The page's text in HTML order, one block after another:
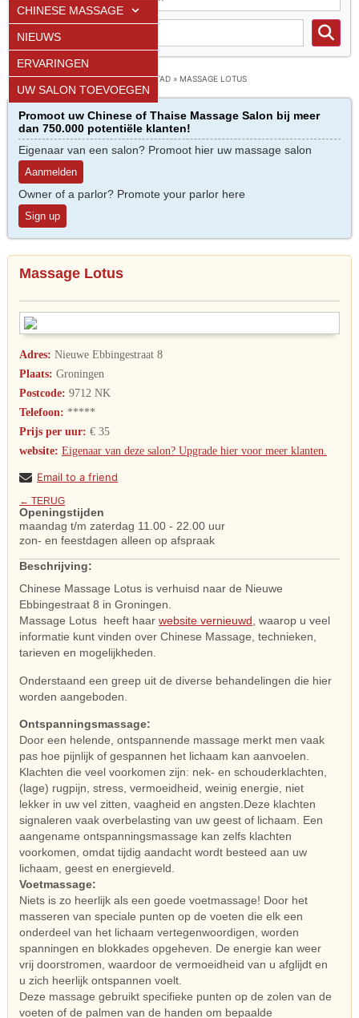
CHINESE MASSAGE
NIEUWS
ERVARINGEN
UW SALON TOEVOEGEN
HOME » GRONINGEN » GRONINGEN-STAD » MASSAGE LOTUS
Promoot uw Chinese of Thaise Massage Salon bij meer
dan 750.000 potentiële klanten!
Eigenaar van een salon? Promoot hier uw massage salon
Aanmelden
Owner of a parlor? Promote your parlor here
Sign up
Massage Lotus
Adres: Nieuwe Ebbingestraat 8
Plaats: Groningen
Postcode: 9712 NK
Telefoon: *****
Prijs per uur: € 35
website: Eigenaar van deze salon? Upgrade hier voor meer klanten.
Email to a friend
← TERUG
Openingstijden
maandag t/m zaterdag 11.00 - 22.00 uur
zon- en feestdagen alleen op afspraak
Beschrijving:
Chinese Massage Lotus is verhuisd naar de Nieuwe
Ebbingestraat 8 in Groningen.
Massage Lotus heeft haar website vernieuwd, waarop u veel
informatie kunt vinden over Chinese Massage, technieken,
tarieven en mogelijkheden.
Onderstaand een greep uit de diverse behandelingen die hier
worden aangeboden.
Ontspanningsmassage:
Door een helende, ontspannende massage merkt men vaak
pas hoe pijnlijk of gespannen het lichaam kan aanvoelen.
Klachten die veel voorkomen zijn: nek- en schouderklachten,
(lage) rugpijn, stress, vermoeidheid, weinig energie, niet
lekker in uw vel zitten, vaagheid en angsten.Deze klachten
signaleren vaak overbelasting van uw geest of lichaam. Een
aangename ontspanningsmassage kan zelfs klachten
voorkomen, omdat tijdig aandacht wordt besteed aan uw
lichaam, geest en energieveld.
Voetmassage:
Niets is zo heerlijk als een goede voetmassage! Door het
masseren van speciale punten op de voeten die elk een
onderdeel van het lichaam vertegenwoordigen, worden
spanningen en blokkades opgeheven. De energie kan weer
vrij doorstromen, waardoor de vermoeidheid van u afglijdt en
u zich heerlijk ontspannen voelt.
Deze massage gebruikt specifieke punten op de zolen van de
voeten of de palmen van de handen om bepaalde